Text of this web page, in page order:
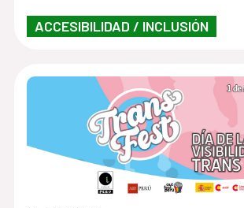
ACCESIBILIDAD / INCLUSIÓN